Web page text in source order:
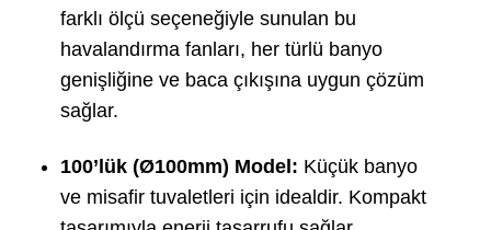
farklı ölçü seçeneğiyle sunulan bu
havalandırma fanları, her türlü banyo
genişliğine ve baca çıkışına uygun çözüm
sağlar.
100’lük (Ø100mm) Model: Küçük banyo
ve misafir tuvaletleri için idealdir. Kompakt